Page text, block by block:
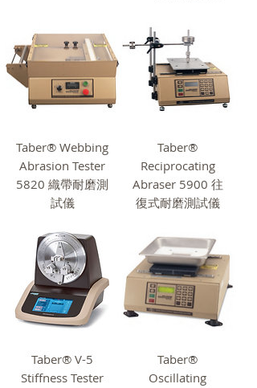
Taber® Webbing
Abrasion Tester
5820 織帶耐磨測
試儀
Taber®
Reciprocating
Abraser 5900 往
復式耐磨測試儀
Taber® V-5
Stiffness Tester
Taber®
Oscillating